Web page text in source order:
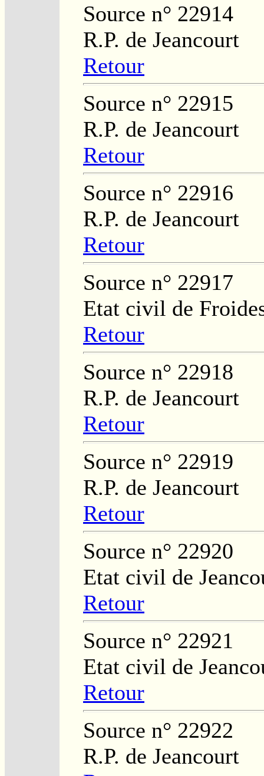
Source n° 22914
R.P. de Jeancourt
Retour
Source n° 22915
R.P. de Jeancourt
Retour
Source n° 22916
R.P. de Jeancourt
Retour
Source n° 22917
Etat civil de
Retour
Source n° 22918
R.P. de Jeancourt
Retour
Source n° 22919
R.P. de Jeancourt
Retour
Source n° 22920
Etat civil de
Retour
Source n° 22921
Etat civil de
Retour
Source n° 22922
R.P. de Jeancourt